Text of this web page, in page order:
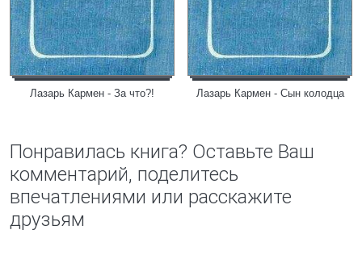
Лазарь Кармен - За что?! Лазарь Кармен - Сын колодца
Понравилась книга? Оставьте Ваш
комментарий, поделитесь
впечатлениями или расскажите
друзьям